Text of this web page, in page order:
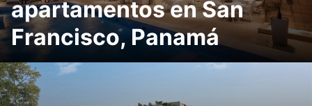
apartamentos en San
Francisco, Panamá